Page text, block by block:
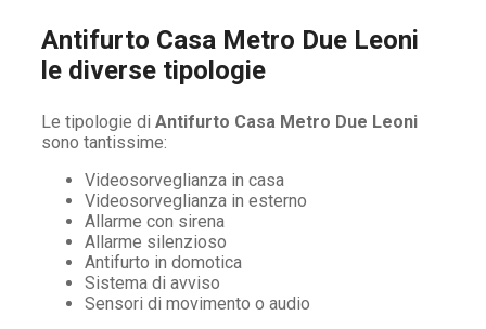
Antifurto Casa Metro Due Leoni
le diverse tipologie
Le tipologie di Antifurto Casa Metro Due Leoni
sono tantissime:
Videosorveglianza in casa
Videosorveglianza in esterno
Allarme con sirena
Allarme silenzioso
Antifurto in domotica
Sistema di avviso
Sensori di movimento o audio